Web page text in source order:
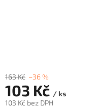
163 Kč –36 %
103 Kč / ks
103 Kč bez DPH